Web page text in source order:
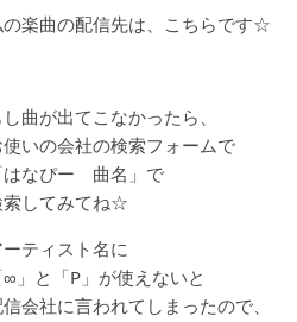
楽曲の配信先は、こちらです☆
し曲が出てこなかったら、
使いの会社の検索フォームで
はなぴー 曲名」で
索してみてね☆
ーティスト名に
∞」と「P」が使えないと
会社に言われてしまったので、